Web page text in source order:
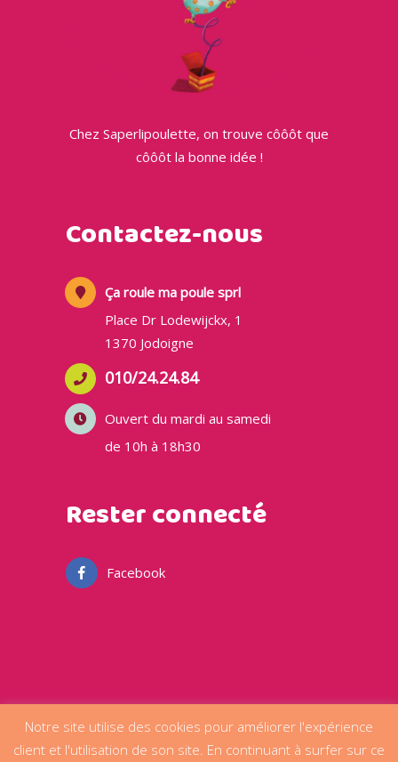
Chez Saperlipoulette, on trouve côôôt que
côôôt la bonne idée !
Contactez-nous
Ça roule ma poule sprl
Place Dr Lodewijckx, 1
1370 Jodoigne
010/24.24.84
Ouvert du mardi au samedi
de 10h à 18h30
Rester connecté
Facebook
Notre site utilise des cookies pour améliorer l'expérience
client et l'utilisation de son site. En continuant à surfer sur ce